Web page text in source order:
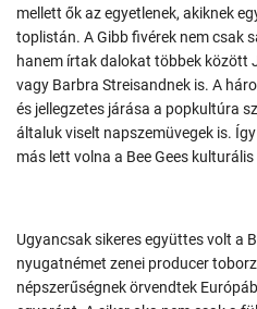
mellett ők az egyetlenek, akiknek
toplistán. A Gibb fivérek nem csak
hanem írtak dalokat többek között
vagy Barbra Streisandnek is. A
és jellegzetes járása a popkultúra
általuk viselt napszemüvegek is.
más lett volna a Bee Gees
Ugyancsak sikeres együttes volt a
nyugatnémet zenei producer
népszerűségnek örvendtek